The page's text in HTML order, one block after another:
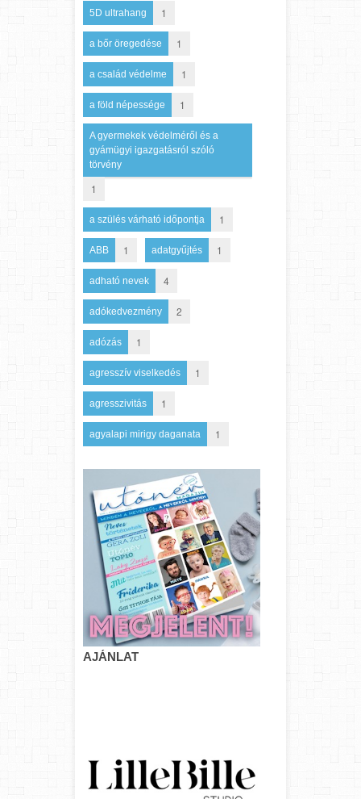
5D ultrahang 1
a bőr öregedése 1
a család védelme 1
a föld népessége 1
A gyermekek védelméről és a
gyámügyi igazgatásról szóló
törvény
1
a szülés várható időpontja 1
ABB 1 adatgyűjtés 1
adható nevek 4
adókedvezmény 2
adózás 1
agresszív viselkedés 1
agresszivitás 1
agyalapi mirigy daganata 1
AJÁNLAT